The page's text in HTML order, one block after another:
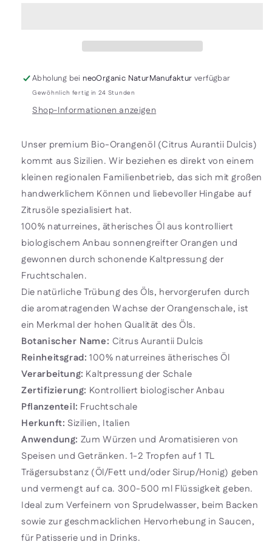
Oil)
Oil)
Abholung bei neoOrganic NaturManufaktur verfügbar
Gewöhnlich fertig in 24 Stunden
Shop-Informationen anzeigen
Unser premium Bio-Orangenöl (Citrus Aurantii Dulcis)
kommt aus Sizilien. Wir beziehen es direkt von einem
kleinen regionalen Familienbetrieb, das sich mit großen
handwerklichem Können und liebevoller Hingabe auf
Zitrusöle spezialisiert hat.
100% naturreines, ätherisches Öl aus kontrolliert
biologischem Anbau sonnengreifter Orangen und
gewonnen durch schonende Kaltpressung der
Fruchtschalen.
Die natürliche Trübung des Öls, hervorgerufen durch
die aromatragenden Wachse der Orangenschale, ist
ein Merkmal der hohen Qualität des Öls.
Botanischer Name: Citrus Aurantii Dulcis
Reinheitsgrad: 100% naturreines ätherisches Öl
Verarbeitung: Kaltpressung der Schale
Zertifizierung: Kontrolliert biologischer Anbau
Pflanzenteil: Fruchtschale
Herkunft: Sizilien, Italien
Anwendung: Zum Würzen und Aromatisieren von
Speisen und Getränken. 1-2 Tropfen auf 1 TL
Trägersubstanz (Öl/Fett und/oder Sirup/Honig) geben
und vermengt auf ca. 300-500 ml Flüssigkeit geben.
Ideal zum Verfeinern von Sprudelwasser, beim Backen
sowie zur geschmacklichen Hervorhebung in Saucen,
für Patisserie und in Drinks.